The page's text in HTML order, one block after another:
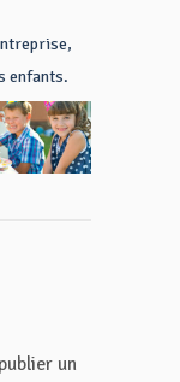
enfants.
un